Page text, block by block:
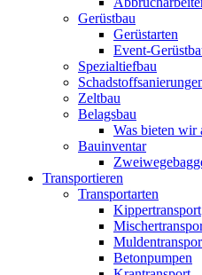
Gerüstbau
Gerüstarten
Event-
Spezialtiefbau
Zeltbau
Belagsbau
Was bieten wir
Bauinventar
Transportieren
Transportarten
Kippertransport
Betonpumpen